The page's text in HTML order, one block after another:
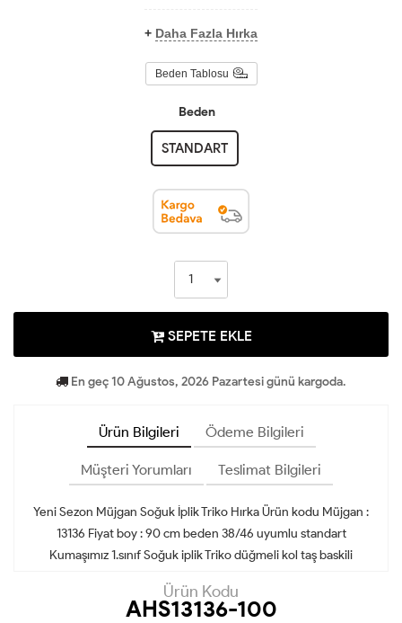
+ Daha Fazla Hırka
Beden Tablosu
Beden
STANDART
SEPETE EKLE
En geç 10 Ağustos, 2026 Pazartesi günü kargoda.
Ürün Bilgileri Ödeme Bilgileri
Müşteri Yorumları Teslimat Bilgileri
Yeni Sezon Müjgan Soğuk İplik Triko Hırka Ürün kodu Müjgan :
13136 Fiyat boy : 90 cm beden 38/46 uyumlu standart
Kumaşımız 1.sınıf Soğuk iplik Triko düğmeli kol taş baskili
Ürün Kodu
AHS13136-100